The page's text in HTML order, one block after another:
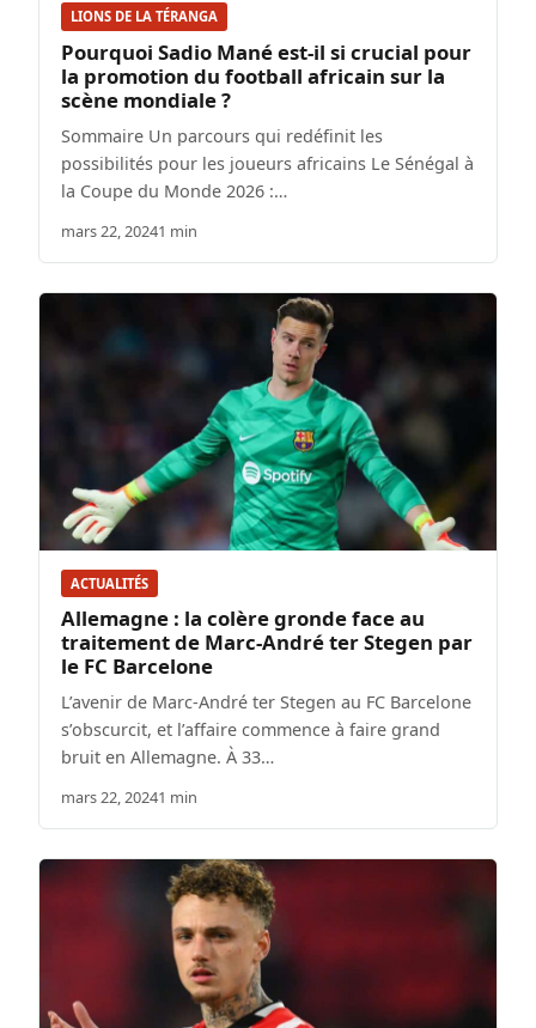
LIONS DE LA TÉRANGA
Pourquoi Sadio Mané est-il si crucial pour
la promotion du football africain sur la
scène mondiale ?
Sommaire Un parcours qui redéfinit les
possibilités pour les joueurs africains Le Sénégal à
la Coupe du Monde 2026 :…
mars 22, 20241 min
ACTUALITÉS
Allemagne : la colère gronde face au
traitement de Marc-André ter Stegen par
le FC Barcelone
L’avenir de Marc-André ter Stegen au FC Barcelone
s’obscurcit, et l’affaire commence à faire grand
bruit en Allemagne. À 33…
mars 22, 20241 min